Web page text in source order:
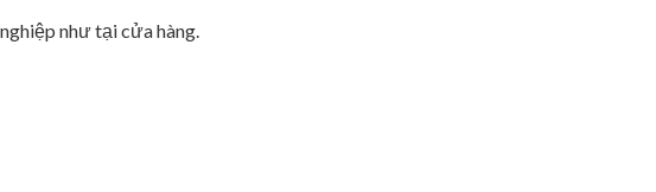
như tại cửa hàng.